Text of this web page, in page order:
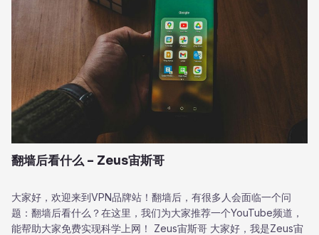
翻墙后看什么 – Zeus宙斯哥
大家好，欢迎来到VPN品牌站！翻墙后，有很多人会面临一个问
题：翻墙后看什么？在这里，我们为大家推荐一个YouTube频道，
能帮助大家免费实现科学上网！ Zeus宙斯哥 大家好，我是Zeus宙